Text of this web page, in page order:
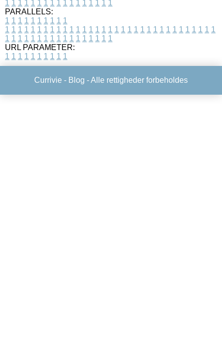
1 1 1 1 1 1 1 1 1 1 1 1 1 1 1 1 1
PARALLELS:
1 1 1 1 1 1 1 1 1 1
1 1 1 1 1 1 1 1 1 1 1 1 1 1 1 1 1 1 1 1 1 1 1 1 1 1 1 1 1 1 1 1 1
1 1 1 1 1 1 1 1 1 1 1 1 1 1 1 1 1
URL PARAMETER:
1 1 1 1 1 1 1 1 1 1
Currivie - Blog - Alle rettigheder forbeholdes